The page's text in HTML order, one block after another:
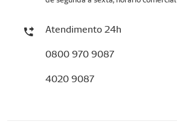
Atendimento 24h
0800 970 9087
4020 9087